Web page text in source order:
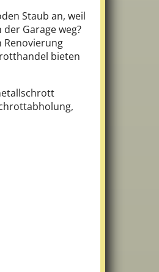
Staub an, weil
Garage weg?
Renovierung
bieten